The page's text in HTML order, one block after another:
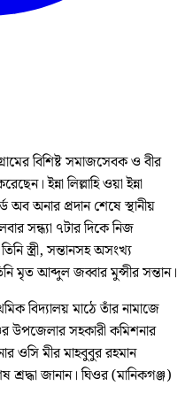
বিশিষ্ট সমাজসেবক ও বীর
ইন্না লিল্লাহি ওয়া ইন্না
অব অনার প্রদান শেষে স্থানীয়
সন্ধ্যা ৭টার দিকে নিজ
স্ত্রী, সন্তানসহ অসংখ্য
মৃত আব্দুল জব্বার মুন্সীর সন্তান।
বিদ্যালয় মাঠে তাঁর নামাজে
উপজেলার সহকারী কমিশনার
ওসি মীর মাহবুবুর রহমান
জানান। ঘিওর (মানিকগঞ্জ)